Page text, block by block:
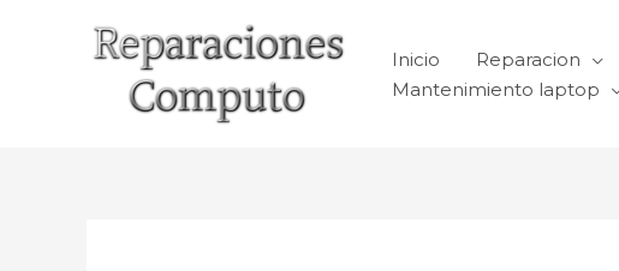
Inicio Reparacion
Mantenimiento laptop